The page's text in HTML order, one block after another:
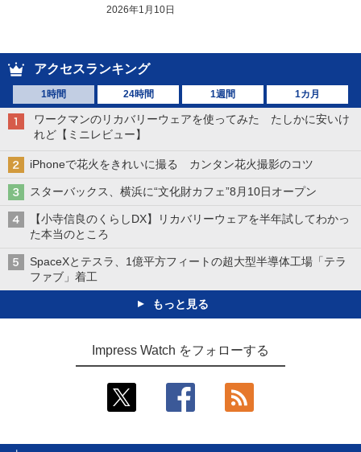
2026年1月10日
アクセスランキング
1時間 24時間 1週間 1カ月
ワークマンのリカバリーウェアを使ってみた たしかに安いけ
れど【ミニレビュー】
iPhoneで花火をきれいに撮る カンタン花火撮影のコツ
スターバックス、横浜に“文化財カフェ”8月10日オープン
【小寺信良のくらしDX】リカバリーウェアを半年試してわかっ
た本当のところ
SpaceXとテスラ、1億平方フィートの超大型半導体工場「テラ
ファブ」着工
もっと見る
Impress Watch をフォローする